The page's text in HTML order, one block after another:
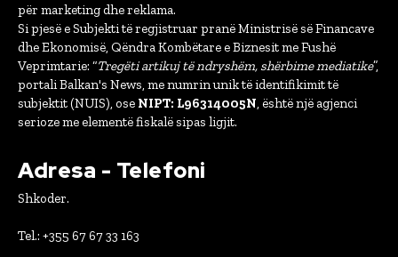
për marketing dhe reklama.
Si pjesë e Subjekti të regjistruar pranë Ministrisë së Financave
dhe Ekonomisë, Qëndra Kombëtare e Biznesit me Fushë
Veprimtarie: “Tregëti artikuj të ndryshëm, shërbime mediatike”,
portali Balkan's News, me numrin unik të identifikimit të
subjektit (NUIS), ose NIPT: L96314005N, është një agjenci
serioze me elementë fiskalë sipas ligjit.
Adresa - Telefoni
Shkoder.
Tel.: +355 67 67 33 163